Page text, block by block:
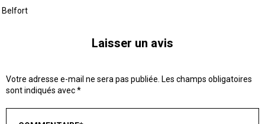
Belfort
Laisser un avis
Votre adresse e-mail ne sera pas publiée. Les champs obligatoires
sont indiqués avec*